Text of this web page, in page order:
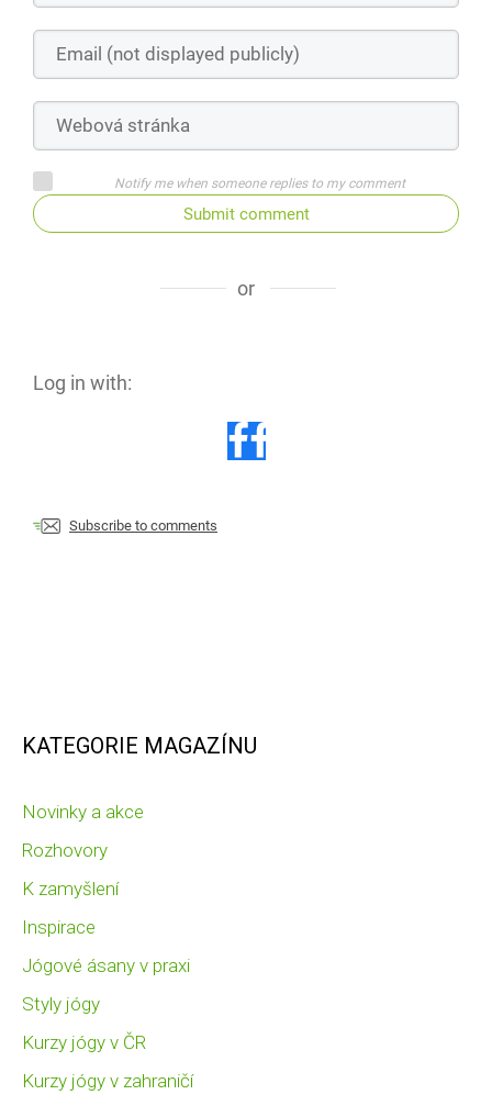
Notify me when someone replies to my comment
Submit comment
or
Log in with:
Subscribe to comments
KATEGORIE MAGAZÍNU
Novinky a akce
Rozhovory
K zamyšlení
Inspirace
Jógové ásany v praxi
Styly jógy
Kurzy jógy v ČR
Kurzy jógy v zahraničí